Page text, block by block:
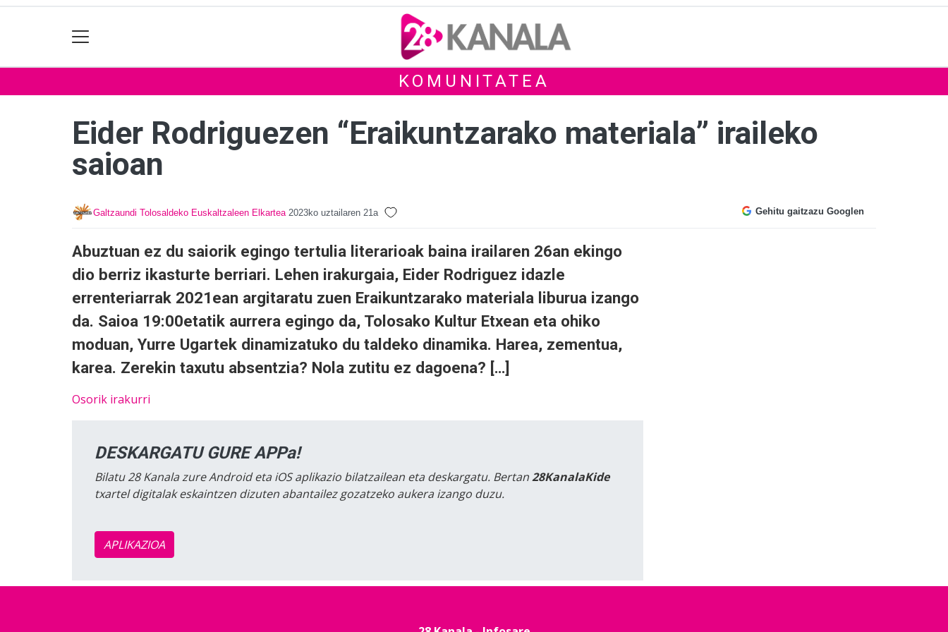
KOMUNITATEA
Eider Rodriguezen “Eraikuntzarako materiala” iraileko
saioan
Galtzaundi Tolosaldeko Euskaltzaleen Elkartea 2023ko uztailaren 21a Gehitu gaitzazu Googlen
Abuztuan ez du saiorik egingo tertulia literarioak baina irailaren 26an ekingo
dio berriz ikasturte berriari. Lehen irakurgaia, Eider Rodriguez idazle
errenteriarrak 2021ean argitaratu zuen Eraikuntzarako materiala liburua izango
da. Saioa 19:00etatik aurrera egingo da, Tolosako Kultur Etxean eta ohiko
moduan, Yurre Ugartek dinamizatuko du taldeko dinamika. Harea, zementua,
karea. Zerekin taxutu absentzia? Nola zutitu ez dagoena? […]
Osorik irakurri
DESKARGATU GURE APPa!
Bilatu 28 Kanala zure Android eta iOS aplikazio bilatzailean eta deskargatu. Bertan28KanalaKide
txartel digitalak eskaintzen dizuten abantailez gozatzeko aukera izango duzu.
APLIKAZIOA